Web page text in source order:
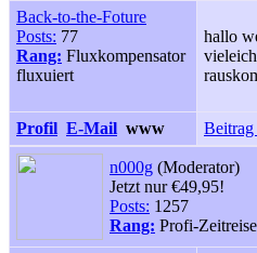
Back-to-the-Foture
Posts: 77
Rang: Fluxkompensator
fluxuiert
hallo
Profil E-Mail www Beitrag
n000g (Moderator)
Jetzt nur €49,95!
Posts: 1257
Rang: Profi-